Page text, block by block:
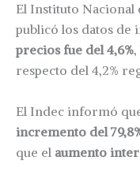
El Instituto Nacional
publicó los datos de
precios fue del 4,6%,
respecto del 4,2%
El Indec informó
incremento del
que el aumento